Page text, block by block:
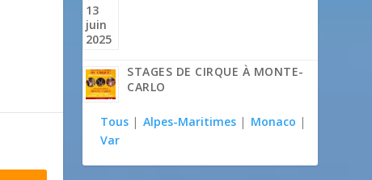
STAGES DE CIRQUE À MONTE-
CARLO
Tous | Alpes-Maritimes | Monaco |
Var